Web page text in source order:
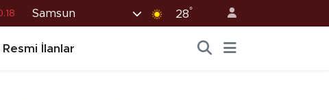
Samsun 28°
Resmi İlanlar